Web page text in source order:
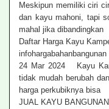
Meskipun memiliki ciri
dan kayu mahoni, tapi
mahal jika dibandingkan
Daftar Harga Kayu
24 Mar 2024 Kayu
tidak mudah berubah
harga perkubiknya bisa
JUAL KAYU